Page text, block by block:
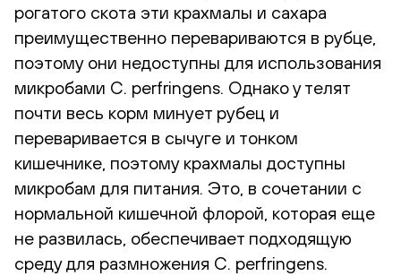
рогатого скота эти крахмалы и сахара
преимущественно перевариваются в рубце,
поэтому они недоступны для использования
микробами C. perfringens. Однако у телят
почти весь корм минует рубец и
переваривается в сычуге и тонком
кишечнике, поэтому крахмалы доступны
микробам для питания. Это, в сочетании с
нормальной кишечной флорой, которая еще
не развилась, обеспечивает подходящую
среду для размножения C. perfringens.